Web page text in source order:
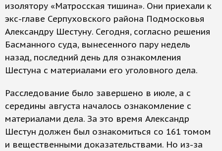
изолятору «Матросская тишина». Они приехали к
экс-главе Серпуховского района Подмосковья
Александру Шестуну. Сегодня, согласно решения
Басманного суда, вынесенного пару недель
назад, последний день для ознакомления
Шестуна с материалами его уголовного дела.
Расследование было завершено в июле, а с
середины августа началось ознакомление с
материалами дела. За это время Александр
Шестун должен был ознакомиться со 161 томом
и вещественными доказательствами. Но из-за